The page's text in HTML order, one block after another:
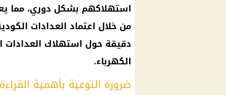
استهلاكهم بشكل دوري، مما
من خلال اعتماد العدادات
دقيقة حول استهلاك العدادات
الكهرباء.
ضرورة التوعية بأهمية